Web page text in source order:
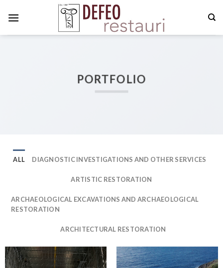
PORTFOLIO
ALL DIAGNOSTIC INVESTIGATIONS AND OTHER SERVICES
ARTISTIC RESTORATION
ARCHAEOLOGICAL EXCAVATIONS AND ARCHAEOLOGICAL
RESTORATION
ARCHITECTURAL RESTORATION